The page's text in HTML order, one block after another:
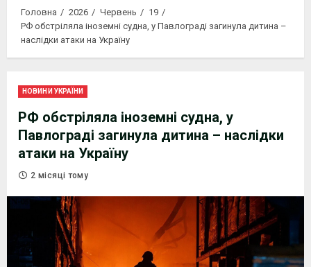
Головна 2026 Червень
19
РФ обстріляла іноземні судна, у Павлограді загинула дитина –
наслідки атаки на Україну
НОВИНИ УКРАЇНИ
РФ обстріляла іноземні судна, у
Павлограді загинула дитина – наслідки
атаки на Україну
2 місяці тому